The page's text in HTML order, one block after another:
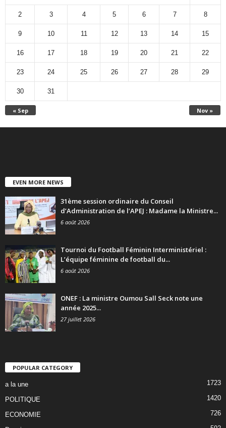
« Sep Nov »
2 3 4 5 6 7 8
9 10 11 12 13 14 15
16 17 18 19 20 21 22
23 24 25 26 27 28 29
30 31
EVEN MORE NEWS
31ème session ordinaire du Conseil
d’Administration de l’APEJ : Madame la Ministre...
6 août 2026
Tournoi du Football Féminin Interministériel :
L’équipe féminine de football du...
6 août 2026
ONEF : La ministre Oumou Sall Seck note une
année 2025...
27 juillet 2026
POPULAR CATEGORY
a la une 1723
POLITIQUE 1420
ECONOMIE 726